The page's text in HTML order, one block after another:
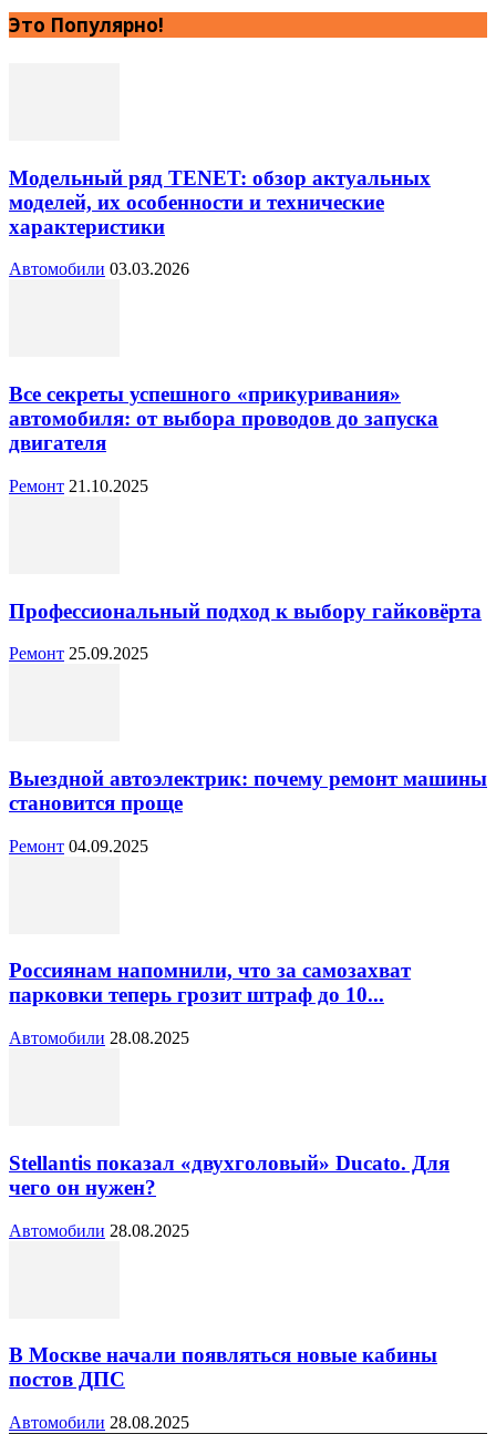
Это Популярно!
Модельный ряд TENET: обзор актуальных
моделей, их особенности и технические
характеристики
Автомобили 03.03.2026
Все секреты успешного «прикуривания»
автомобиля: от выбора проводов до запуска
двигателя
Ремонт 21.10.2025
Профессиональный подход к выбору гайковёрта
Ремонт 25.09.2025
Выездной автоэлектрик: почему ремонт машины
становится проще
Ремонт 04.09.2025
Россиянам напомнили, что за самозахват
парковки теперь грозит штраф до 10...
Автомобили 28.08.2025
Stellantis показал «двухголовый» Ducato. Для
чего он нужен?
Автомобили 28.08.2025
В Москве начали появляться новые кабины
постов ДПС
Автомобили 28.08.2025